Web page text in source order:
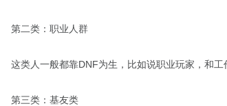
第二类：职业人群
这类人一般都靠DNF为生，比如说职业玩家，和
第三类：基友类